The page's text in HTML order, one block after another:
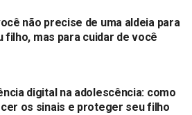
não precise de uma aldeia para
filho, mas para cuidar de você
digital na adolescência: como
os sinais e proteger seu filho